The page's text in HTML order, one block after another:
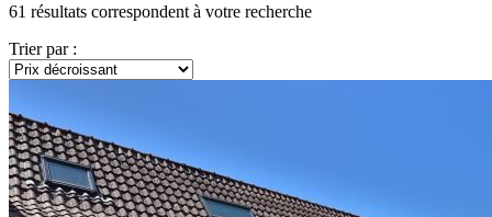
61 résultats correspondent à votre recherche
Trier par :